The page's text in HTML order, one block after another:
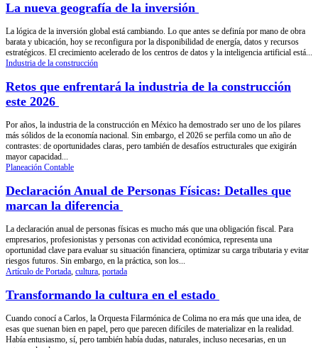
La nueva geografía de la inversión
La lógica de la inversión global está cambiando. Lo que antes se definía por mano de obra
barata y ubicación, hoy se reconfigura por la disponibilidad de energía, datos y recursos
estratégicos. El crecimiento acelerado de los centros de datos y la inteligencia artificial está...
Industria de la construcción
Retos que enfrentará la industria de la construcción
este 2026
Por años, la industria de la construcción en México ha demostrado ser uno de los pilares
más sólidos de la economía nacional. Sin embargo, el 2026 se perfila como un año de
contrastes: de oportunidades claras, pero también de desafíos estructurales que exigirán
mayor capacidad...
Planeación Contable
Declaración Anual de Personas Físicas: Detalles que
marcan la diferencia
La declaración anual de personas físicas es mucho más que una obligación fiscal. Para
empresarios, profesionistas y personas con actividad económica, representa una
oportunidad clave para evaluar su situación financiera, optimizar su carga tributaria y evitar
riesgos futuros. Sin embargo, en la práctica, son los...
Artículo de Portada, cultura, portada
Transformando la cultura en el estado
Cuando conocí a Carlos, la Orquesta Filarmónica de Colima no era más que una idea, de
esas que suenan bien en papel, pero que parecen difíciles de materializar en la realidad.
Había entusiasmo, sí, pero también había dudas, naturales, incluso necesarias, en un